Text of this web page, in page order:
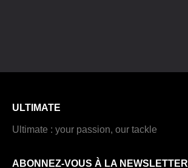
ULTIMATE
Ultimate : your passion, our tackle
ABONNEZ-VOUS À LA NEWSLETTER